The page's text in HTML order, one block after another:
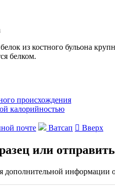
из костного бульона
белком.
происхождения
калорийностью
почте Ватсап  Вверх
или
информации